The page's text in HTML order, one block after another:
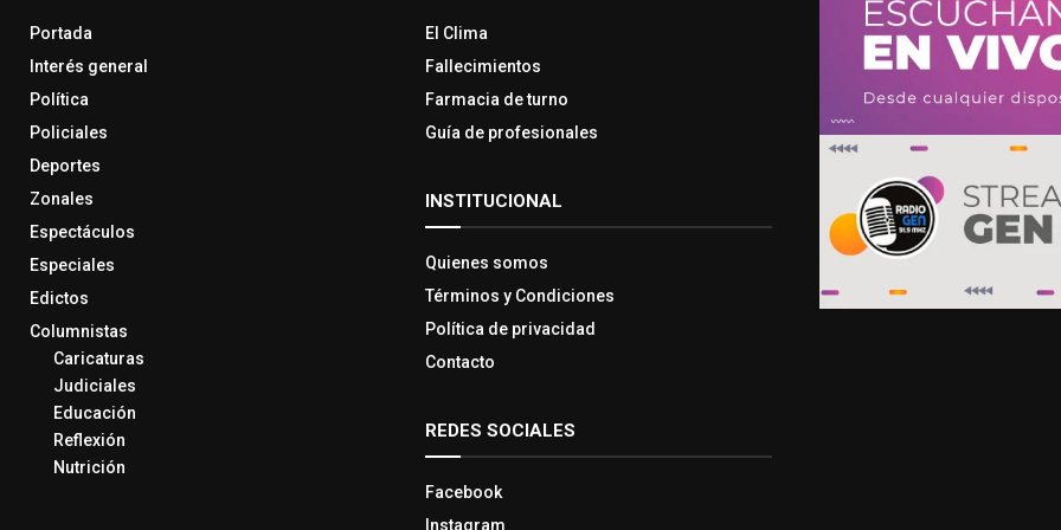
Portada
Interés general
Política
Policiales
Deportes
Zonales
Espectáculos
Especiales
Edictos
Columnistas
Caricaturas
Judiciales
Educación
Reflexión
Nutrición
El Clima
Fallecimientos
Farmacia de turno
Guía de profesionales
INSTITUCIONAL
Quienes somos
Términos y Condiciones
Política de privacidad
Contacto
REDES SOCIALES
Facebook
Instagram